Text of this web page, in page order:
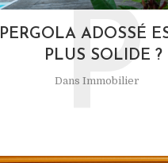
PERGOLA ADOSSÉ
PLUS SOLIDE ?
Dans Immobilier
P